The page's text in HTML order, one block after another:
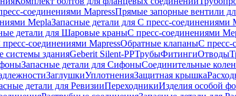
соединениями MapressПрямые запорные вентили
MeplaЗапасные детали для С пресс-соединениями
детали для Шаровые краныС пресс-соединениями
соединениями MapressОбратные клапаныС пресс-
системы зданияGeberit Silent-PPТрубыФитингиОтводы
Запасные детали для СифоныСоединительные
ЗаглушкиУплотненияЗащитная крышка
детали для РевизииПереходникиИзделия особой